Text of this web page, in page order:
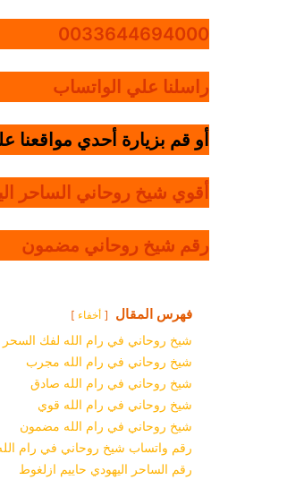
0033644694000
راسلنا علي الواتساب
أو قم بزيارة أحدي مواقعنا
أقوي شيخ روحاني الساحر
رقم شيخ روحاني مضمون
فهرس المقال أخفاء
شيخ روحاني في رام الله لفك السحر
شيخ روحاني في رام الله مجرب
شيخ روحاني في رام الله صادق
شيخ روحاني في رام الله قوي
شيخ روحاني في رام الله مضمون
رقم واتساب شيخ روحاني في رام
رقم الساحر اليهودي حاييم ازلغوط